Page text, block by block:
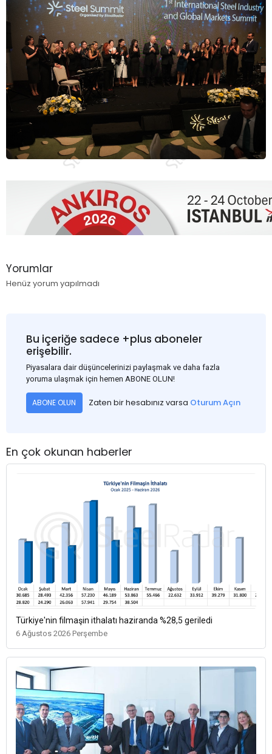
Yorumlar
Henüz yorum yapılmadı
Bu içeriğe sadece +plus aboneler
erişebilir.
Piyasalara dair düşüncelerinizi paylaşmak ve daha fazla
yoruma ulaşmak için hemen ABONE OLUN!
ABONE OLUN Zaten bir hesabınız varsa Oturum Açın
En çok okunan haberler
Türkiye'nin filmaşin ithalatı haziranda %28,5 geriledi
6 Ağustos 2026 Perşembe